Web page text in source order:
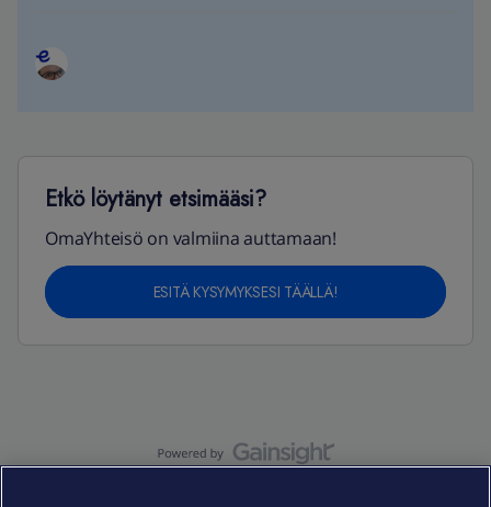
Etkö löytänyt etsimääsi?
OmaYhteisö on valmiina auttamaan!
ESITÄ KYSYMYKSESI TÄÄLLÄ!